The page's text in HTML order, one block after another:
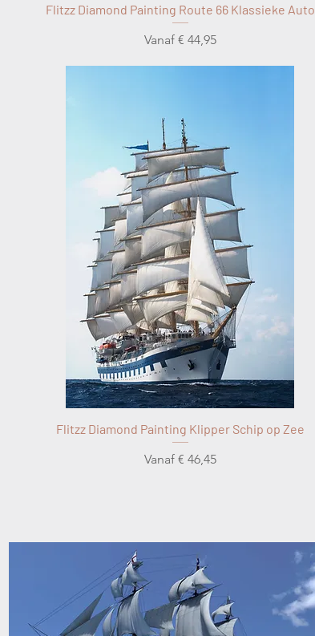
Flitzz Diamond Painting Route 66 Klassieke Auto
Vanaf € 44,95
Verkoopprijs
Flitzz Diamond Painting Klipper Schip op Zee
Vanaf € 46,45
Verkoopprijs